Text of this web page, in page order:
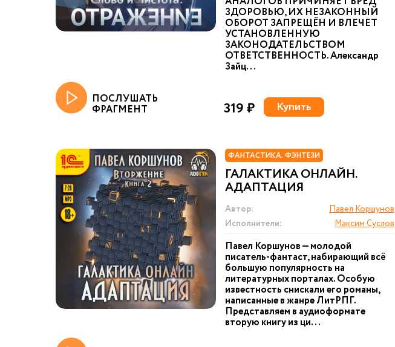
ЗДОРОВЬЮ, ИХ НЕЗАКОННЫЙ
ОБОРОТ ЗАПРЕЩЁН И ВЛЕЧЕТ
УСТАНОВЛЕННУЮ
ЗАКОНОДАТЕЛЬСТВОМ
ОТВЕТСТВЕННОСТЬ. Александр
Зайц...
ПОСЛУШАТЬ
ФРАГМЕНТ 319 ₽ Купить
ФАНТАСТИКА. ФЭНТЕЗИ
ГАЛАКТИКА ОНЛАЙН.
АДАПТАЦИЯ
Автор:
Павел Коршунов
Исполнители:
Максим Суслов
Павел Коршунов — молодой
писатель-фантаст, набирающий всё
большую популярность на
литературных порталах. Особую
известность снискали его романы,
написанные в жанре ЛитРПГ.
Представляем в аудиоформате
вторую книгу из ци...